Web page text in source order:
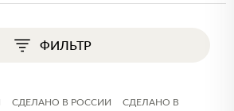
ФИЛЬТР
СДЕЛАНО В РОССИИ
СДЕЛАНО В